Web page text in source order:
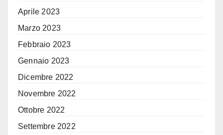
Aprile 2023
Marzo 2023
Febbraio 2023
Gennaio 2023
Dicembre 2022
Novembre 2022
Ottobre 2022
Settembre 2022